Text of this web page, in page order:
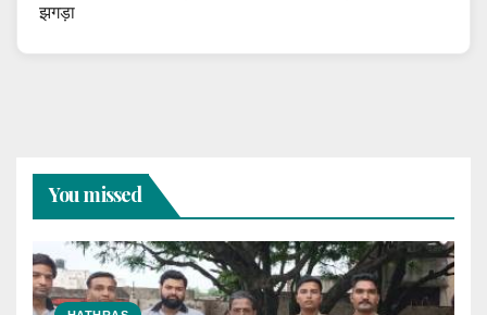
झगड़ा
You missed